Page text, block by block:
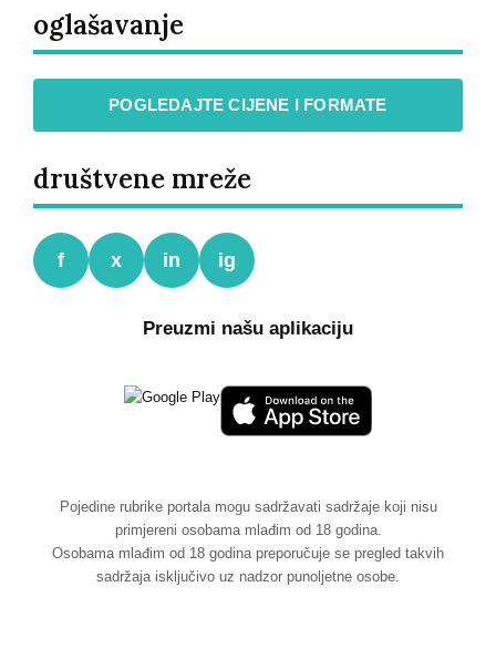
oglašavanje
POGLEDAJTE CIJENE I FORMATE
društvene mreže
f x in ig
Preuzmi našu aplikaciju
Pojedine rubrike portala mogu sadržavati sadržaje koji nisu
primjereni osobama mlađim od 18 godina.
Osobama mlađim od 18 godina preporučuje se pregled takvih
sadržaja isključivo uz nadzor punoljetne osobe.